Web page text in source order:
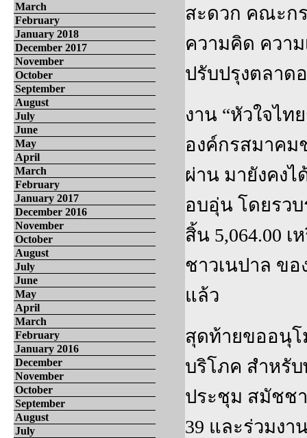
March
February
January 2018
December 2017
November
October
September
August
July
June
May
April
March
February
January 2017
December 2016
November
October
August
July
June
May
April
March
February
January 2016
December
November
October
September
August
July
สะดวก คณะก
ความคิด ควา
ปรับปรุงตลาด
งาน “หัวใจไท
องค์กรสมาคม
ผ่าน มายังคงไ
อบอุ่น โดยรวบ
สิ้น 5,064.00
ชาวเนปาล ขอ
แล้ว
สุดท้ายขออนุ
บริโภค สำหรั
ประชุม สมัชช
39 และร่วมง